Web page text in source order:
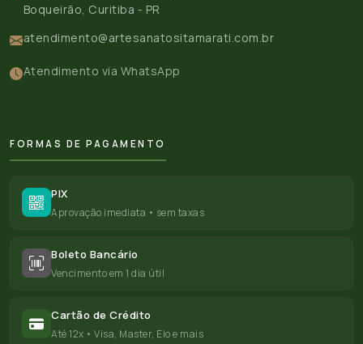
Boqueirão, Curitiba - PR
atendimento@artesanatositamarati.com.br
Atendimento via WhatsApp
FORMAS DE PAGAMENTO
PIX
Aprovação imediata • sem taxas
Boleto Bancário
Vencimento em 1 dia útil
Cartão de Crédito
Até 12x • Visa, Master, Elo e mais